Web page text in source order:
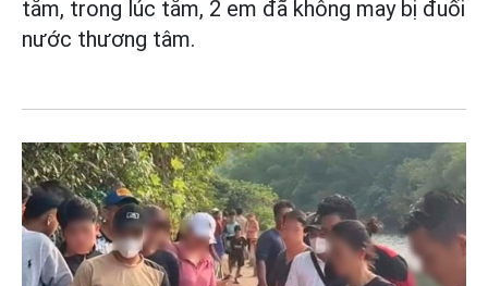
tắm, trong lúc tắm, 2 em đã không may bị đuối
nước thương tâm.